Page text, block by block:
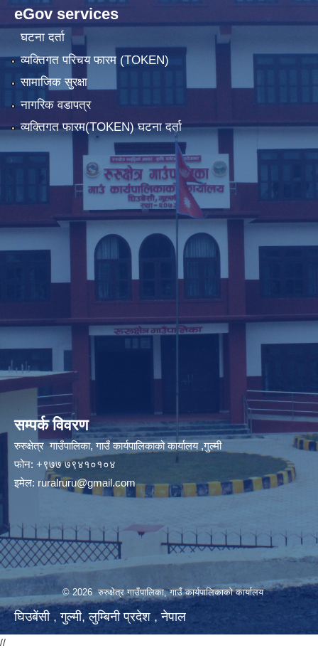
eGov services
घटना दर्ता
व्यक्तिगत परिचय फारम (TOKEN)
सामाजिक सुरक्षा
नागरिक वडापत्र
व्यक्तिगत फारम(TOKEN) घटना दर्ता
सम्पर्क विवरण
रुरुक्षेत्र गाउँपालिका, गाउँ कार्यपालिकाको कार्यालय ,गुल्मी
फोन: +९७७ ७९४१०१०४
इमेल: ruralruru@gmail.com
© 2026 रुरुक्षेत्र गाउँपालिका, गाउँ कार्यपालिकाको कार्यालय
घिउबेंसी , गुल्मी, लुम्बिनी प्रदेश , नेपाल
//